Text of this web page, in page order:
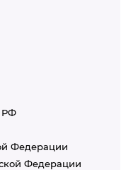
РФ
Федерации
Федерации